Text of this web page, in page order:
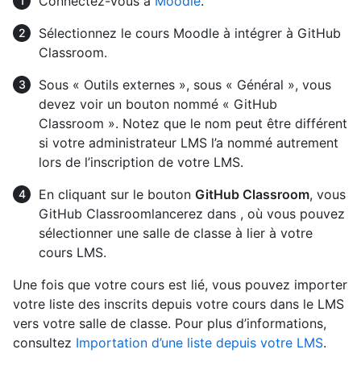
Sélectionnez le cours Moodle à intégrer à GitHub
Classroom.
Sous « Outils externes », sous « Général », vous
devez voir un bouton nommé « GitHub
Classroom ». Notez que le nom peut être différent
si votre administrateur LMS l’a nommé autrement
lors de l’inscription de votre LMS.
En cliquant sur le bouton GitHub Classroom, vous
GitHub Classroomlancerez dans , où vous pouvez
sélectionner une salle de classe à lier à votre
cours LMS.
Une fois que votre cours est lié, vous pouvez importer
votre liste des inscrits depuis votre cours dans le LMS
vers votre salle de classe. Pour plus d’informations,
consultez Importation d’une liste depuis votre LMS.